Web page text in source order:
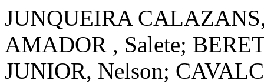
JUNQUEIRA
AMADOR , Salete;
JUNIOR, Nelson;